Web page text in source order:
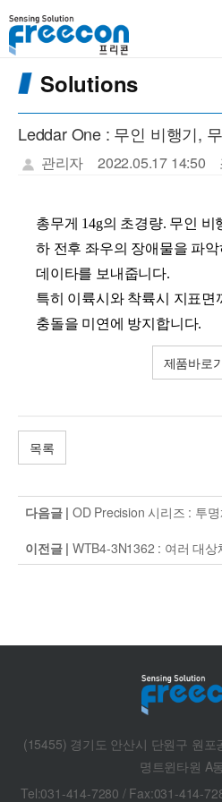
Solutions
Leddar One : 무인 비행기,
관리자 2022.05.17 14:50
총무게 14g의 초경량. 무인
하 전후 좌우의 장애물을 파
데이타를 보내줍니다.
특히 이륙시와 착륙시 지표면
충돌을 미연에 방지합니다.
제품바로
목록
다음글 | OD Precision 시리즈 : 투
이전글 | WTB4-3N1362 : 여러 대
(15455) 경기도 안산시 단원구 원
명트윈타원 A
Tel:031-414-7280 / Fax:031-414-